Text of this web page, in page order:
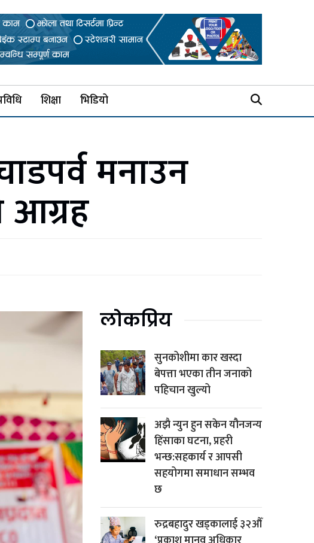
शिक्षा भिडियो
मनाउन
आग्रह
लोकप्रिय
सुनकोशीमा कार खस्दा
बेपत्ता भएका तीन जनाको
पहिचान खुल्यो
अझै न्युन हुन सकेन यौनजन्य
हिंसाका घटना, प्रहरी
भन्छ:सहकार्य र आपसी
सहयोगमा समाधान सम्भव
छ
रुद्रबहादुर खड्कालाई ३२औँ